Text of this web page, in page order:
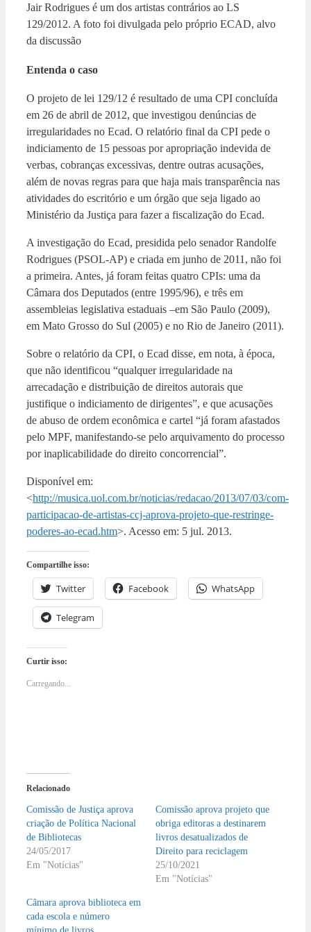
Jair Rodrigues é um dos artistas contrários ao LS
129/2012. A foto foi divulgada pelo próprio ECAD, alvo
da discussão
Entenda o caso
O projeto de lei 129/12 é resultado de uma CPI concluída
em 26 de abril de 2012, que investigou denúncias de
irregularidades no Ecad. O relatório final da CPI pede o
indiciamento de 15 pessoas por apropriação indevida de
verbas, cobranças excessivas, dentre outras acusações,
além de novas regras para que haja mais transparência nas
atividades do escritório e um órgão que seja ligado ao
Ministério da Justiça para fazer a fiscalização do Ecad.
A investigação do Ecad, presidida pelo senador Randolfe
Rodrigues (PSOL-AP) e criada em junho de 2011, não foi
a primeira. Antes, já foram feitas quatro CPIs: uma da
Câmara dos Deputados (entre 1995/96), e três em
assembleias legislativa estaduais –em São Paulo (2009),
em Mato Grosso do Sul (2005) e no Rio de Janeiro (2011).
Sobre o relatório da CPI, o Ecad disse, em nota, à época,
que não identificou “qualquer irregularidade na
arrecadação e distribuição de direitos autorais que
justifique o indiciamento de dirigentes”, e que acusações
de abuso de ordem econômica e cartel “já foram afastados
pelo MPF, manifestando-se pelo arquivamento do processo
por inaplicabilidade do direito concorrencial”.
Disponível em:
<http://musica.uol.com.br/noticias/redacao/2013/07/03/com-
participacao-de-artistas-ccj-aprova-projeto-que-restringe-
poderes-ao-ecad.htm>. Acesso em: 5 jul. 2013.
Compartilhe isso:
Twitter Facebook WhatsApp
Telegram
Curtir isso:
Carregando...
Relacionado
Comissão de Justiça aprova
criação de Política Nacional
de Bibliotecas
24/05/2017
Em "Notícias"
Comissão aprova projeto que
obriga editoras a destinarem
livros desatualizados de
Direito para reciclagem
25/10/2021
Em "Notícias"
Câmara aprova biblioteca em
cada escola e número